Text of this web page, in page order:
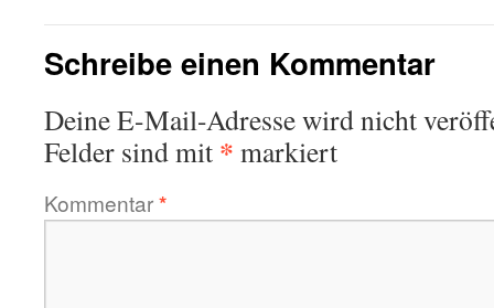
Schreibe einen Kommentar
Deine E-Mail-Adresse wird nicht
Felder sind mit * markiert
Kommentar*